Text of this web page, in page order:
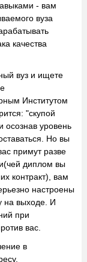
- вам
вуза
качества
вуз и ищете
Институтом
"скупой
осознав уровень
Но вы
примут разве
диплом вы
контракт), вам
настроены
на выходе. И
при
вас.
в